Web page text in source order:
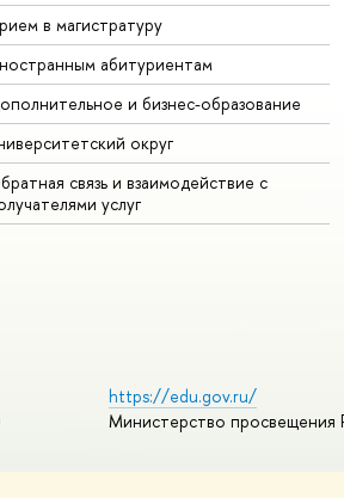
в магистратуру
абитуриентам
и бизнес-образование
округ
связь и взаимодействие с
услуг
https://edu.gov.ru/
Министерство просвещения